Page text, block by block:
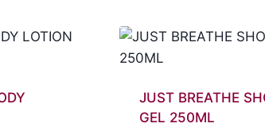
JUST BREATHE
GEL 250ML